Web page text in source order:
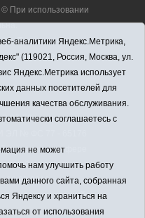
При использовании
Тюменская
с. Аромашево, ул.
2-30-58
ЭЛ № ФС 77 - 65176
по надзору в сфере
и массовых
28.03.2016 г.
издательский
аналитики Яндекс.Метрика,
(119021, Россия, Москва, ул.
Яндекс.Метрика использует
данных посетителей для
качества обслуживания.
соглашаетесь с
не может
нам улучшить работу
данного сайта, собранная
Яндексу и храниться на
от использования